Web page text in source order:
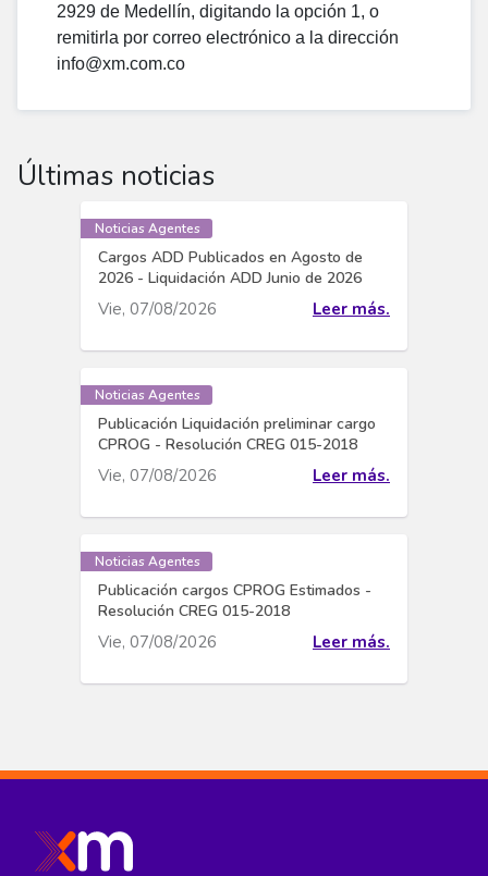
2929 de Medellín, digitando la opción 1, o
remitirla por correo electrónico a la dirección
info@xm.com.co
Últimas noticias
Noticias Agentes
Cargos ADD Publicados en Agosto de
2026 - Liquidación ADD Junio de 2026
Vie, 07/08/2026 Leer más.
Noticias Agentes
Publicación Liquidación preliminar cargo
CPROG - Resolución CREG 015-2018
Vie, 07/08/2026 Leer más.
Noticias Agentes
Publicación cargos CPROG Estimados -
Resolución CREG 015-2018
Vie, 07/08/2026 Leer más.